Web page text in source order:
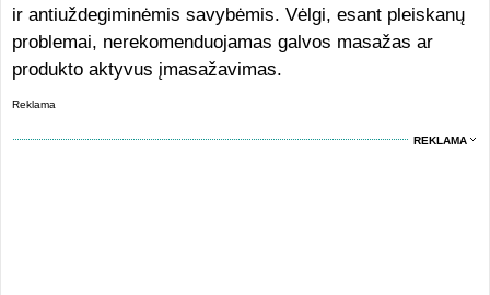
ir antiuždegiminėmis savybėmis. Vėlgi, esant pleiskanų
problemai, nerekomenduojamas galvos masažas ar
produkto aktyvus įmasažavimas.
Reklama
REKLAMA